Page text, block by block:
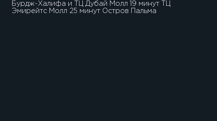
Бурдж-Халифа и ТЦ Дубай Молл 19 минут ТЦ
Эмирейтс Молл 25 минут Остров Пальма